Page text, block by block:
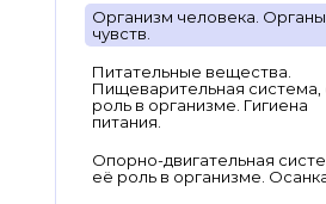
Организм человека. Органы
чувств.
Питательные вещества.
Пищеварительная система,
роль в организме. Гигиена
питания.
Опорно-двигательная
её роль в организме.